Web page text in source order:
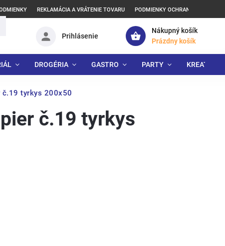
REKLAMÁCIA A VRÁTENIE TOVARU PODMIENKY OCHRANY
Nákupný košík
Prázdny košík
Prihlásenie
DROGÉRIA GASTRO PARTY
č.19 tyrkys 200x50
č.19 tyrkys